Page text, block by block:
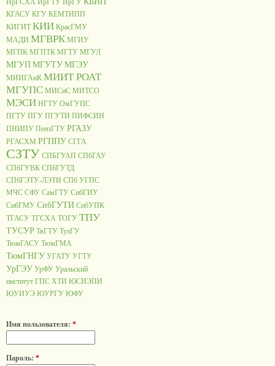
ИрГСХА ИрГТУ ИрГУ
КГАСУ КГУ КЕМТИПП
КИГИТ КИИ КрасГМУ
МАДИ МГВРК МГИУ
МГПК МГПТК МГТУ МГУЛ
МГУПМГУТУМГЭУ
МИИГАиК МИИТ РОАТ
МГУПС МИСиС МИТСО
МЭСИ НГТУ ОмГУПС
ПГТУ ПГУ ПГУТИ ПИФСИН
ПНИПУ ПензГТУ РГАЗУ
РГАСХМ РГППУ СГГА
СЗТУ СПБГУАП СПбГАУ
СПбГУВК СПбГУТД
СПбГЭТУ-ЛЭТИ СПб УГПС
МЧС СФУ СамГТУ СибГИУ
СибГМУ СибГУТИ СибУПК
ТГАСУ ТГСХА ТОГУ ТПУ
ТУСУР ТвГТУ ТулГУ
ТюмГАСУ ТюмГМА
ТюмГНГУ УГАТУ УГТУ
УрГЭУ УрФУ Уральский
институт ГПС ХТИ ЮСИЭПИ
ЮУИУЭ ЮУРГУ ЮФУ
Имя пользователя: *
Пароль: *